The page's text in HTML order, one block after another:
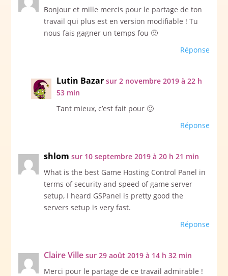
Bonjour et mille mercis pour le partage de ton
travail qui plus est en version modifiable ! Tu
nous fais gagner un temps fou 🙂
Réponse
Lutin Bazar sur 2 novembre 2019 à 22 h
53 min
Tant mieux, c’est fait pour 🙂
Réponse
shlom sur 10 septembre 2019 à 20 h 21 min
What is the best Game Hosting Control Panel in
terms of security and speed of game server
setup, I heard GSPanel is pretty good the
servers setup is very fast.
Réponse
Claire Ville sur 29 août 2019 à 14 h 32 min
Merci pour le partage de ce travail admirable !